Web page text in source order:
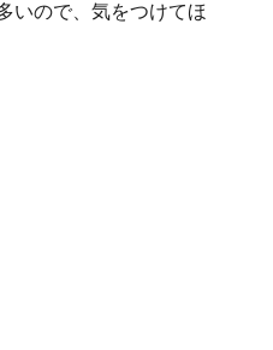
いので、気をつけてほ